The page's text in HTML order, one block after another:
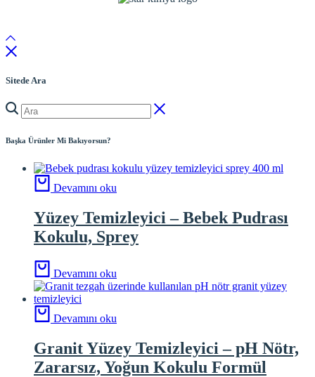
Sitede Ara
Başka Ürünler Mi Bakıyorsun?
Devamını oku
Yüzey Temizleyici – Bebek Pudrası
Kokulu, Sprey
Devamını oku
Devamını oku
Granit Yüzey Temizleyici – pH Nötr,
Zararsız, Yoğun Kokulu Formül